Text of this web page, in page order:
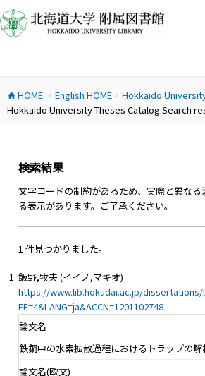
ン
テ
ス
キ
home HOME chevron_right English HOMEchevron_right Hokkaido
Hokkaido University Theses Catalog Search
検索結果
文字コードの制約があるため、実際と異な
る表示があります。ご了承ください。
1 件見つかりました。
飯野,牧夫 (イイノ,マキオ)
https://www.lib.hokudai.ac.jp/dissertations/
FF=4&LANG=ja&ACCN=1201102748
論文名
鉄鋼中の水素拡散過程におけるトラップの解
論文名(欧文)